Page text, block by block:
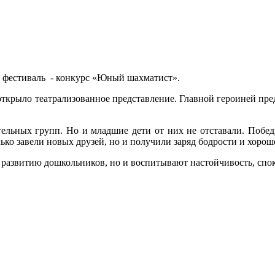
фестиваль - конкурс «Юный шахматист».
театрализованное представление. Главной героиней
групп. Но и младшие дети от них не отставали.
завели новых друзей, но и получили заряд бодрости и
дошкольников, но и воспитывают настойчивость,